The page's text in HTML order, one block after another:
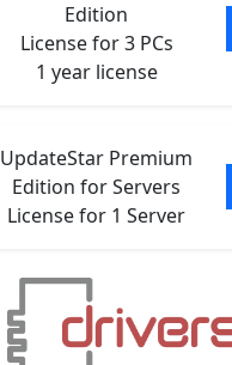
Edition
License for 3 PCs
1 year license
UpdateStar Premium
Edition for Servers
License for 1 Server